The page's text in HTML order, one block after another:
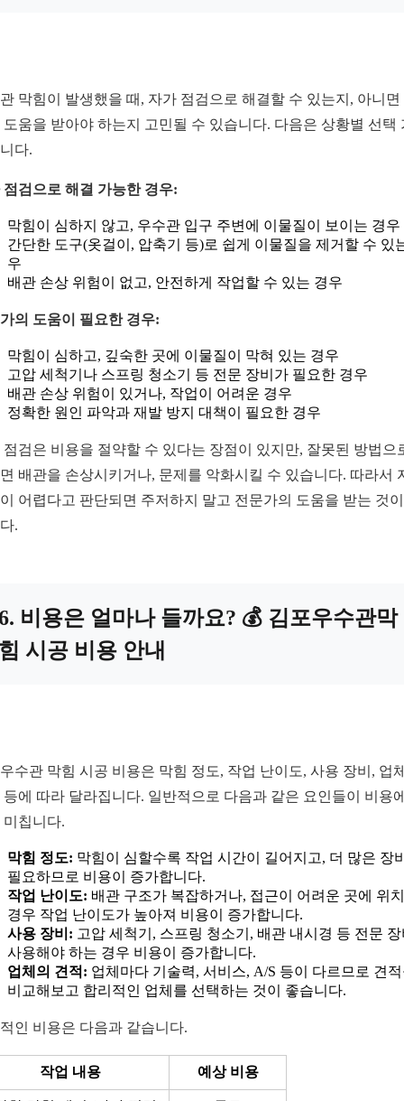
막힘이 발생했을 때, 자가 점검으로 해결할 수 있는지, 아니면
도움을 받아야 하는지 고민될 수 있습니다. 다음은 상황별 선택
다.
점검으로 해결 가능한 경우:
막힘이 심하지 않고, 우수관 입구 주변에 이물질이 보이는 경우
간단한 도구(옷걸이, 압축기 등)로 쉽게 이물질을 제거할 수 있
우
배관 손상 위험이 없고, 안전하게 작업할 수 있는 경우
의 도움이 필요한 경우:
막힘이 심하고, 깊숙한 곳에 이물질이 막혀 있는 경우
고압 세척기나 스프링 청소기 등 전문 장비가 필요한 경우
배관 손상 위험이 있거나, 작업이 어려운 경우
정확한 원인 파악과 재발 방지 대책이 필요한 경우
점검은 비용을 절약할 수 있다는 장점이 있지만, 잘못된 방법으
배관을 손상시키거나, 문제를 악화시킬 수 있습니다. 따라서
어렵다고 판단되면 주저하지 말고 전문가의 도움을 받는 것
.
비용은 얼마나 들까요? 💰 김포우수관막
시공 비용 안내
수관 막힘 시공 비용은 막힘 정도, 작업 난이도, 사용 장비, 업
등에 따라 달라집니다. 일반적으로 다음과 같은 요인들이 비용
미칩니다.
막힘 정도: 막힘이 심할수록 작업 시간이 길어지고, 더 많은 장
필요하므로 비용이 증가합니다.
작업 난이도: 배관 구조가 복잡하거나, 접근이 어려운 곳에 위
경우 작업 난이도가 높아져 비용이 증가합니다.
사용 장비: 고압 세척기, 스프링 청소기, 배관 내시경 등 전문
사용해야 하는 경우 비용이 증가합니다.
업체의 견적: 업체마다 기술력, 서비스, A/S 등이 다르므로 견
비교해보고 합리적인 업체를 선택하는 것이 좋습니다.
인 비용은 다음과 같습니다.
작업 내용 예상 비용